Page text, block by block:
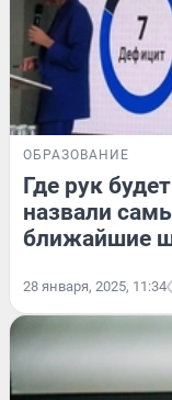
ОБРАЗОВАНИЕ
Где рук
назвали
ближайшие
28 января, 2025, 11:34